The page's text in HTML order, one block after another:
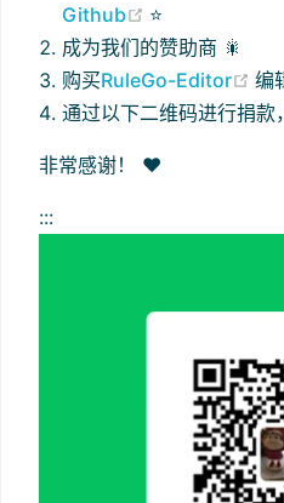
Github
(opens new
⭐️
成为我们的赞助商 🎇
购买RuleGo-Editor
编
通过以下二维码进行捐款
非常感谢！ ❤️
:::